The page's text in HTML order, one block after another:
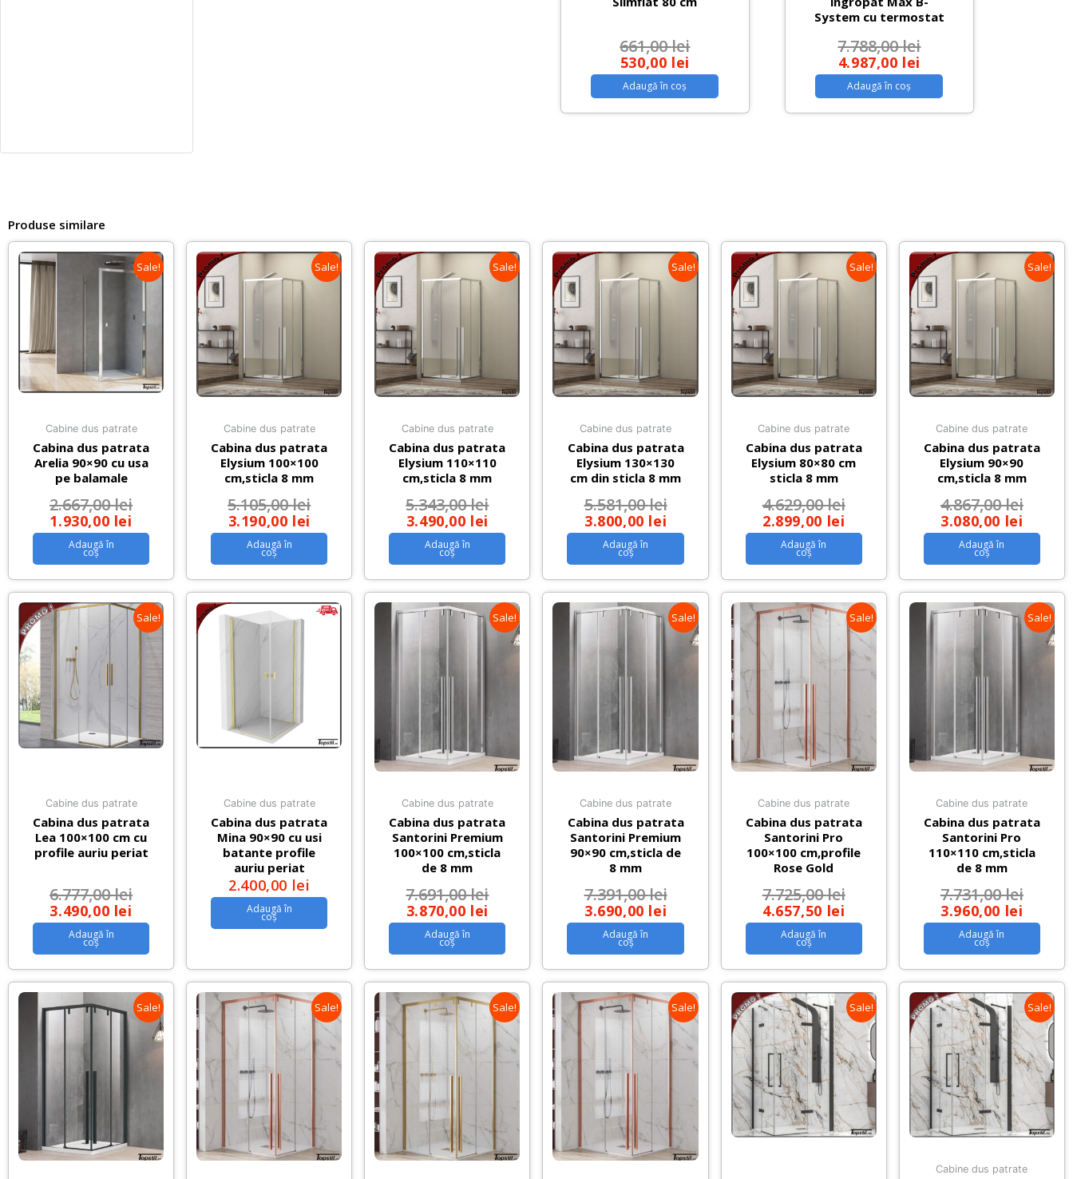
661,00lei
530,00 lei
Adaugă în coș
System cu termostat
7.788,00lei
4.987,00 lei
Adaugă în coș
Produse similare
Sale!
Cabine dus patrate
Cabina dus patrata
Arelia 90×90 cu usa
pe balamale
2.667,00lei
1.930,00 lei
Adaugă în
coș
Sale!
Cabine dus patrate
Cabina dus patrata
Elysium 100×100
cm,sticla 8 mm
5.105,00lei
3.190,00 lei
Adaugă în
coș
Sale!
Cabine dus patrate
Cabina dus patrata
Elysium 110×110
cm,sticla 8 mm
5.343,00lei
3.490,00 lei
Adaugă în
coș
Sale!
Cabine dus patrate
Cabina dus patrata
Elysium 130×130
cm din sticla 8 mm
5.581,00lei
3.800,00 lei
Adaugă în
coș
Sale!
Cabine dus patrate
Cabina dus patrata
Elysium 80×80 cm
sticla 8 mm
4.629,00lei
2.899,00 lei
Adaugă în
coș
Sale!
Cabine dus patrate
Cabina dus patrata
Elysium 90×90
cm,sticla 8 mm
4.867,00lei
3.080,00 lei
Adaugă în
coș
Sale!
Cabine dus patrate
Cabina dus patrata
Lea 100×100 cm cu
profile auriu periat
6.777,00lei
3.490,00 lei
Adaugă în
coș
Cabine dus patrate
Cabina dus patrata
Mina 90×90 cu usi
batante profile
auriu periat
2.400,00 lei
Adaugă în
coș
Sale!
Cabine dus patrate
Cabina dus patrata
Santorini Premium
100×100 cm,sticla
de 8 mm
7.691,00lei
3.870,00 lei
Adaugă în
coș
Sale!
Cabine dus patrate
Cabina dus patrata
Santorini Premium
90×90 cm,sticla de
8 mm
7.391,00lei
3.690,00 lei
Adaugă în
coș
Sale!
Cabine dus patrate
Cabina dus patrata
Santorini Pro
100×100 cm,profile
Rose Gold
7.725,00lei
4.657,50 lei
Adaugă în
coș
Sale!
Cabine dus patrate
Cabina dus patrata
Santorini Pro
110×110 cm,sticla
de 8 mm
7.731,00lei
3.960,00 lei
Adaugă în
coș
Sale! Sale! Sale! Sale! Sale! Sale!
Cabine dus patrate